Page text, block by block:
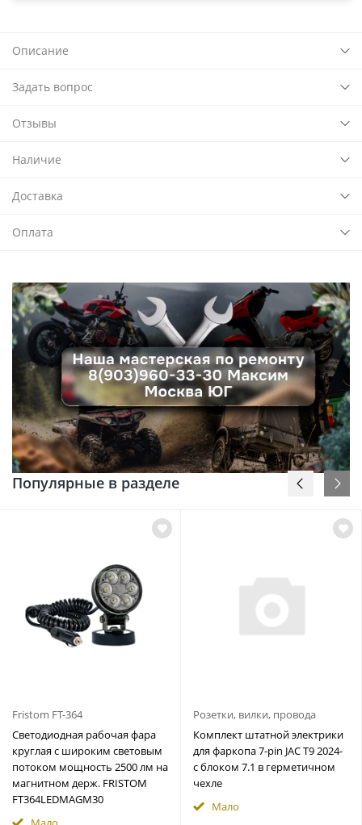
Описание
Задать вопрос
Отзывы
Наличие
Доставка
Оплата
Популярные в разделе
Fristom FT-364
Светодиодная рабочая фара
круглая с широким световым
потоком мощность 2500 лм на
магнитном держ. FRISTOM
FT364LEDMAGM30
Розетки, вилки, провода
Комплект штатной электрики
для фаркопа 7-pin JAC T9 2024-
с блоком 7.1 в герметичном
чехле
Мало